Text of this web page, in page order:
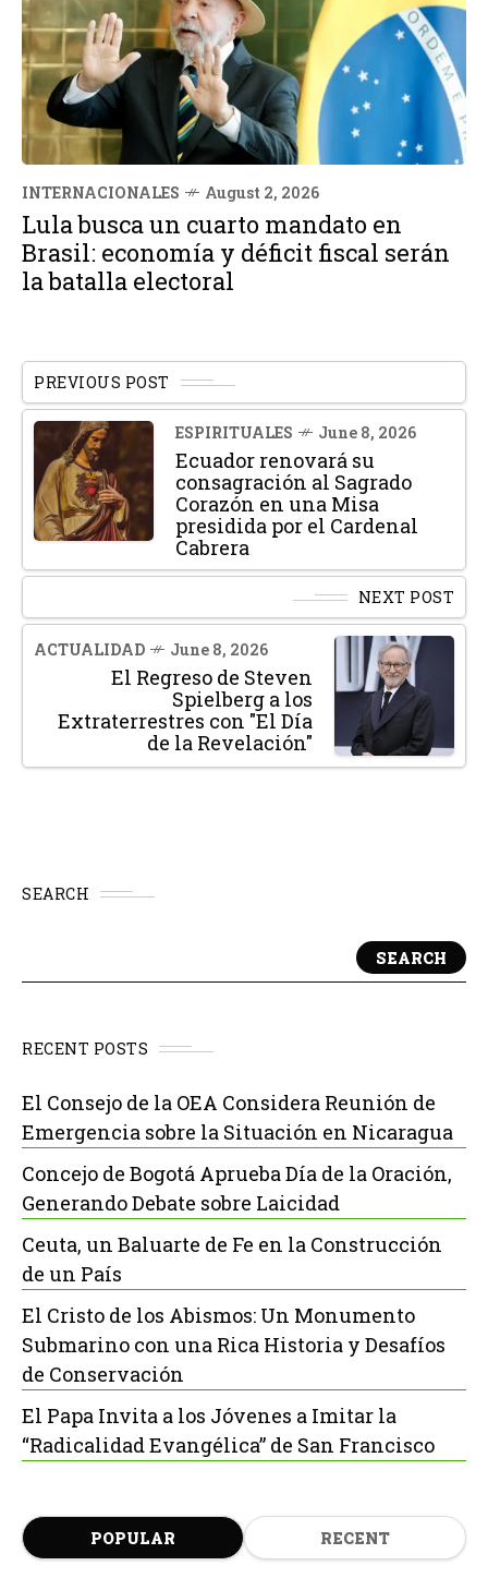
INTERNACIONALES August 2, 2026
Lula busca un cuarto mandato en
Brasil: economía y déficit fiscal serán
la batalla electoral
PREVIOUS POST
ESPIRITUALES June 8, 2026
Ecuador renovará su
consagración al Sagrado
Corazón en una Misa
presidida por el Cardenal
Cabrera
NEXT POST
ACTUALIDAD June 8, 2026
El Regreso de Steven
Spielberg a los
Extraterrestres con "El Día
de la Revelación"
SEARCH
SEARCH
RECENT POSTS
El Consejo de la OEA Considera Reunión de
Emergencia sobre la Situación en Nicaragua
Concejo de Bogotá Aprueba Día de la Oración,
Generando Debate sobre Laicidad
Ceuta, un Baluarte de Fe en la Construcción
de un País
El Cristo de los Abismos: Un Monumento
Submarino con una Rica Historia y Desafíos
de Conservación
El Papa Invita a los Jóvenes a Imitar la
“Radicalidad Evangélica” de San Francisco
POPULAR RECENT